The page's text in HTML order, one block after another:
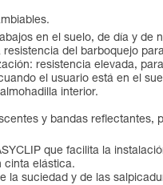
en el suelo, de día y de
del barboquejo
resistencia elevada,
el usuario está en el
interior.
y bandas reflectantes,
que facilita la
cinta elástica.
la suciedad y de las